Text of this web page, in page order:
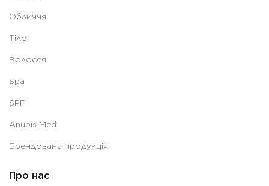
Обличчя
Тіло
Волосся
Spa
SPF
Anubis Med
Брендована продукція
Про нас